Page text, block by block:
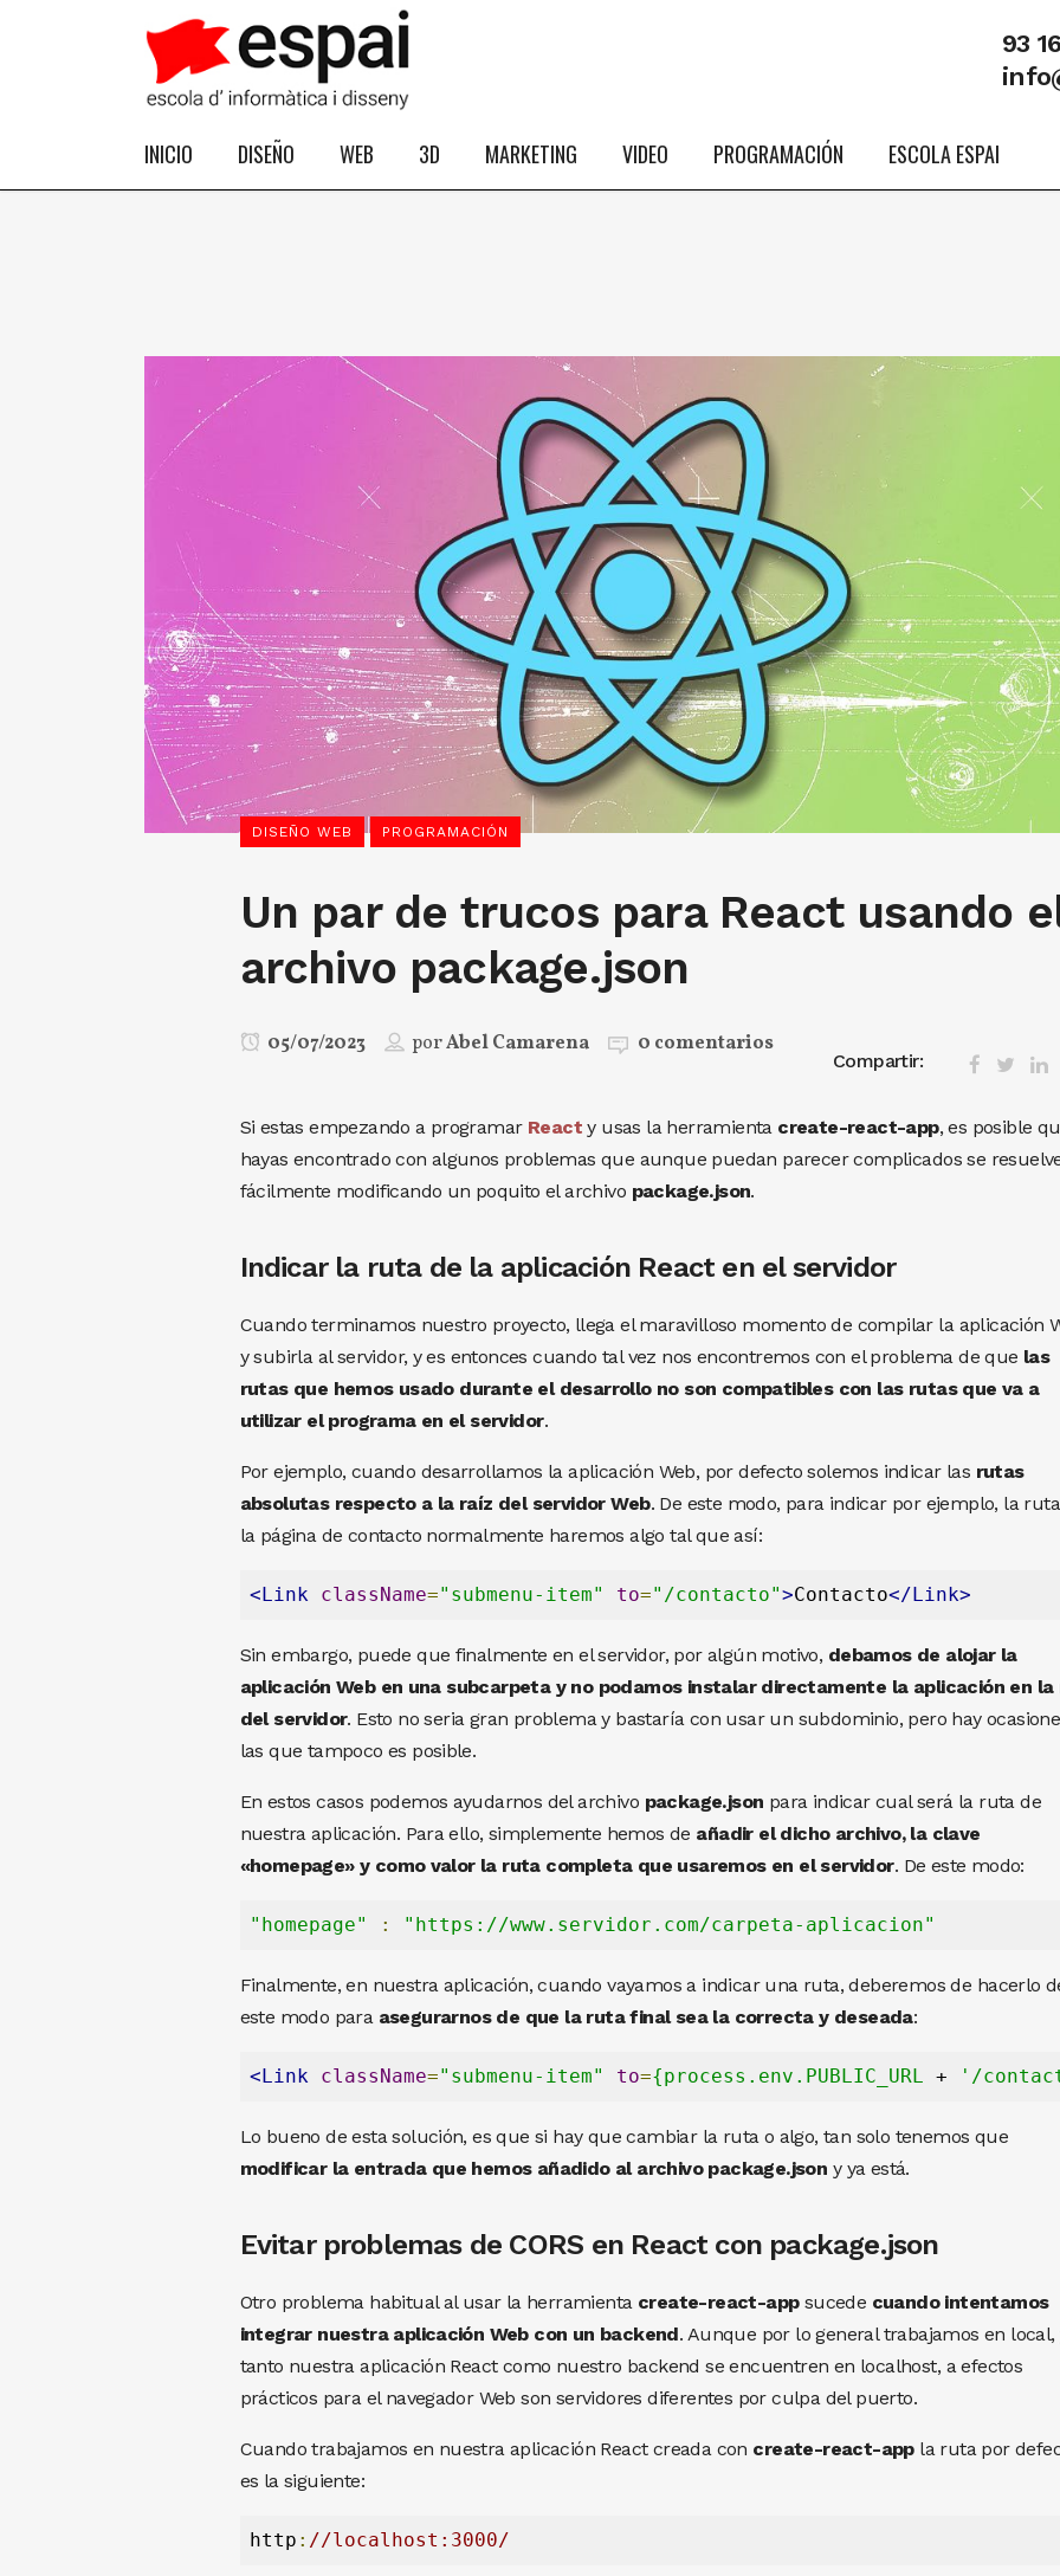
93
INICIO DISEÑO WEB 3D MARKETING VIDEO PROGRAMACIÓN ESCOLA ESPAI
DISEÑO WEB PROGRAMACIÓN
Un par de trucos para React usando
archivo package.json
05/07/2023 porAbel Camarena 0 comentarios
Compartir:
Si estas empezando a programar Reacty usas la herramienta create-react-app, es posible
hayas encontrado con algunos problemas que aunque puedan parecer complicados se
fácilmente modificando un poquito el archivo package.json.
Indicar la ruta de la aplicación React en el servidor
Cuando terminamos nuestro proyecto, llega el maravilloso momento de compilar la aplicación
y subirla al servidor, y es entonces cuando tal vez nos encontremos con el problema de que las
rutas que hemos usado durante el desarrollo no son compatibles con las rutas que va a
utilizar el programa en el servidor.
Por ejemplo, cuando desarrollamos la aplicación Web, por defecto solemos indicar las rutas
absolutas respecto a la raíz del servidor Web. De este modo, para indicar por ejemplo, la
la página de contacto normalmente haremos algo tal que así:
<Link className="submenu-item" to="/contacto">Contacto</Link>
Sin embargo, puede que finalmente en el servidor, por algún motivo, debamos de alojar la
aplicación Web en una subcarpeta y no podamos instalar directamente la aplicación en la
del servidor. Esto no seria gran problema y bastaría con usar un subdominio, pero hay
las que tampoco es posible.
En estos casos podemos ayudarnos del archivo package.json para indicar cual será la ruta de
nuestra aplicación. Para ello, simplemente hemos de añadir el dicho archivo, la clave
«homepage» y como valor la ruta completa que usaremos en el servidor. De este modo:
"homepage" : "https://www.servidor.com/carpeta-aplicacion"
Finalmente, en nuestra aplicación, cuando vayamos a indicar una ruta, deberemos de hacerlo
este modo para asegurarnos de que la ruta final sea la correcta y deseada:
<Link className="submenu-item" to={process.env.PUBLIC_URL + '/
Lo bueno de esta solución, es que si hay que cambiar la ruta o algo, tan solo tenemos que
modificar la entrada que hemos añadido al archivo package.json y ya está.
Evitar problemas de CORS en React con package.json
Otro problema habitual al usar la herramienta create-react-appsucede cuando intentamos
integrar nuestra aplicación Web con un backend. Aunque por lo general trabajamos en local,
tanto nuestra aplicación React como nuestro backend se encuentren en localhost, a efectos
prácticos para el navegador Web son servidores diferentes por culpa del puerto.
Cuando trabajamos en nuestra aplicación React creada con create-react-appla ruta por
es la siguiente:
http : //localhost:3000/